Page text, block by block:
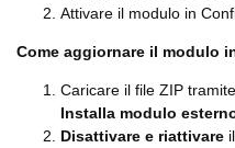
Attivare il modulo in
Come aggiornare il modulo
Caricare il file ZIP tramite
Installa modulo
Disattivare e riattivare